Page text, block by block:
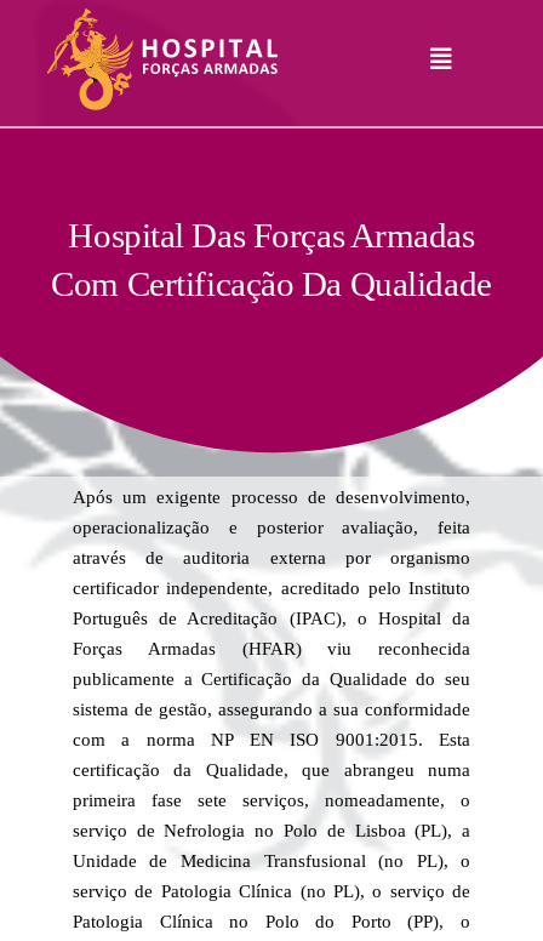
content
Toggle
Serviços
Comunicação
RHLogin
Hospital Das Forças Armadas
Com Certificação Da Qualidade
Após um exigente processo de desenvolvimento,
operacionalização e posterior avaliação, feita
através de auditoria externa por organismo
certificador independente, acreditado pelo Instituto
Português de Acreditação (IPAC), o Hospital da
Forças Armadas (HFAR) viu reconhecida
publicamente a Certificação da Qualidade do seu
sistema de gestão, assegurando a sua conformidade
com a norma NP EN ISO 9001:2015. Esta
certificação da Qualidade, que abrangeu numa
primeira fase sete serviços, nomeadamente, o
serviço de Nefrologia no Polo de Lisboa (PL), a
Unidade de Medicina Transfusional (no PL), o
serviço de Patologia Clínica (no PL), o serviço de
Patologia Clínica no Polo do Porto (PP), o